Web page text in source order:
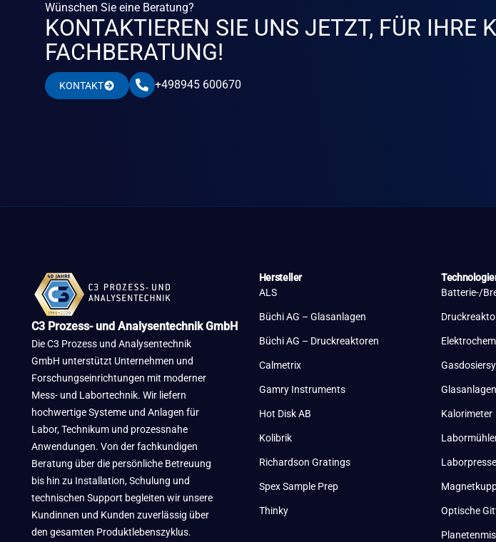
Wünschen Sie eine Beratung?
KONTAKTIEREN SIE UNS JETZT, FÜR IHRE
FACHBERATUNG!
KONTAKT +498945 600670
C3 Prozess- und Analysentechnik GmbH
Die C3 Prozess und Analysentechnik
GmbH unterstützt Unternehmen und
Forschungseinrichtungen mit moderner
Mess- und Labortechnik. Wir liefern
hochwertige Systeme und Anlagen für
Labor, Technikum und prozessnahe
Anwendungen. Von der fachkundigen
Beratung über die persönliche Betreuung
bis hin zu Installation, Schulung und
technischen Support begleiten wir unsere
Kundinnen und Kunden zuverlässig über
den gesamten Produktlebenszyklus.
Hersteller
ALS
Büchi AG – Glasanlagen
Büchi AG – Druckreaktoren
Calmetrix
Gamry Instruments
Hot Disk AB
Kolibrik
Richardson Gratings
Spex Sample Prep
Thinky
Batterie-/
Glasanlagen
Kalorimeter
Optische